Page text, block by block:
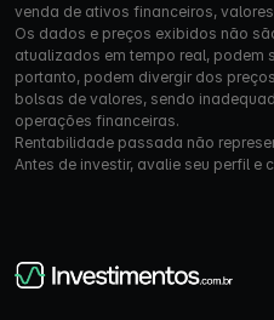
venda de ativos financeiros,
Os dados e preços exibidos não
atualizados em tempo real, podem
portanto, podem divergir dos
bolsas de valores, sendo
operações financeiras.
Rentabilidade passada não
Antes de investir, avalie seu perfil